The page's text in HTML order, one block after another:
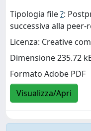
Tipologia file?:
successiva alla peer-
Licenza: Creative
Dimensione 235.72
Formato Adobe PDF
Visualizza/Apri